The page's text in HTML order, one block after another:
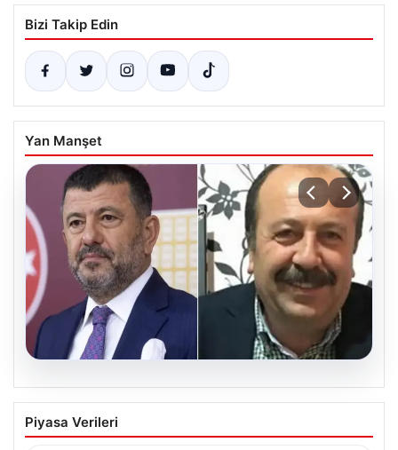
Bizi Takip Edin
Yan Manşet
Veli Ağbaba’nın ağabeyi Hür Ağbaba
tutuklandı
Piyasa Verileri